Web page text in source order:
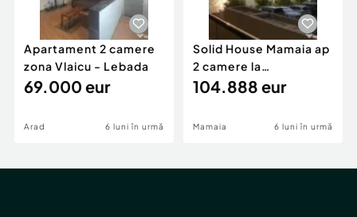
Apartament 2 camere
zona Vlaicu - Lebada
69.000 eur
Arad 6 luni în urmă
Solid House Mamaia ap
2 camere la
cheie,langa Mega
104.888 eur
Mamaia 6 luni în urmă